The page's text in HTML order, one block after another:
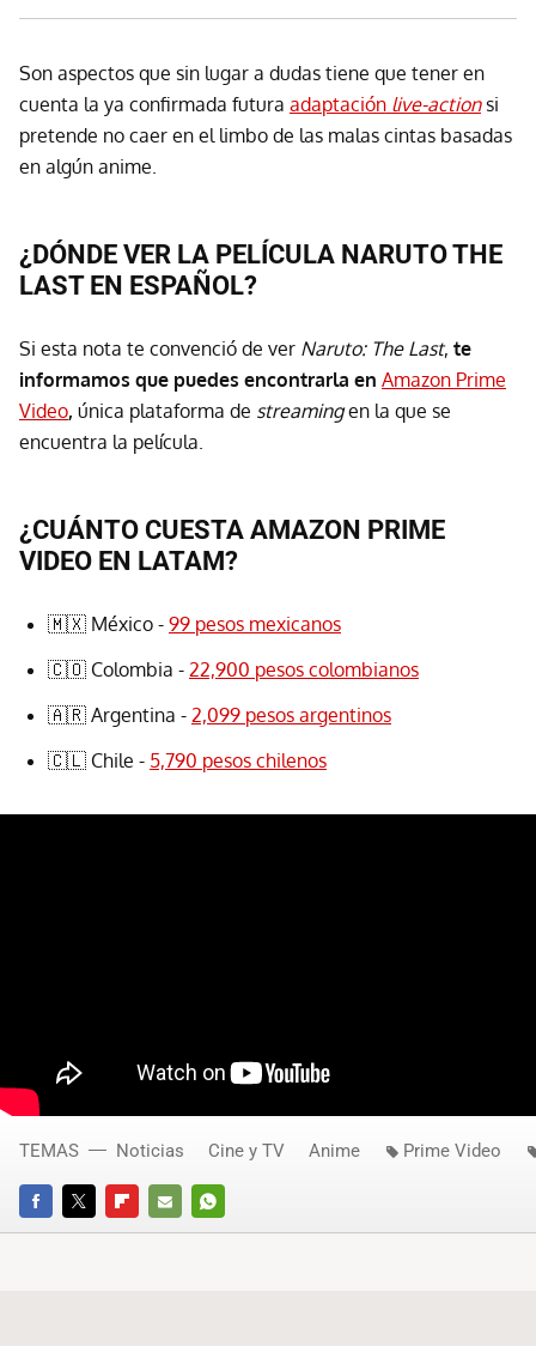
Son aspectos que sin lugar a dudas tiene que tener en
cuenta la ya confirmada futura adaptación live-actionsi
pretende no caer en el limbo de las malas cintas basadas
en algún anime.
¿DÓNDE VER LA PELÍCULA NARUTO THE
LAST EN ESPAÑOL?
Si esta nota te convenció de ver Naruto: The Last, te
informamos que puedes encontrarla en Amazon Prime
Video, única plataforma de streamingen la que se
encuentra la película.
¿CUÁNTO CUESTA AMAZON PRIME
VIDEO EN LATAM?
🇲🇽 México - 99 pesos mexicanos
🇨🇴 Colombia - 22,900 pesos colombianos
🇦🇷 Argentina - 2,099 pesos argentinos
🇨🇱 Chile - 5,790 pesos chilenos
FACEBOOKTWITTERFLIPBOARD
E-
WHATSAPP
TEMAS Noticias Cine y TV Anime Prime Video